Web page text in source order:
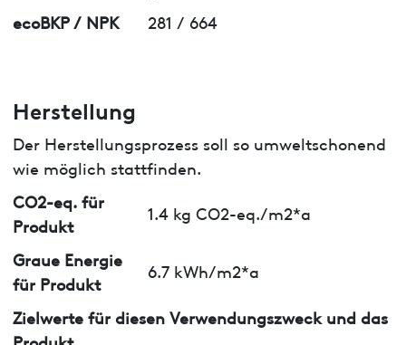
ecoBKP / NPK
281 / 664
Herstellung
Der Herstellungsprozess soll so umweltschonend
wie möglich stattfinden.
CO2-eq. für
Produkt
1.4 kg CO2-eq./m2*a
Graue Energie
für Produkt
6.7 kWh/m2*a
Zielwerte für diesen Verwendungszweck und das